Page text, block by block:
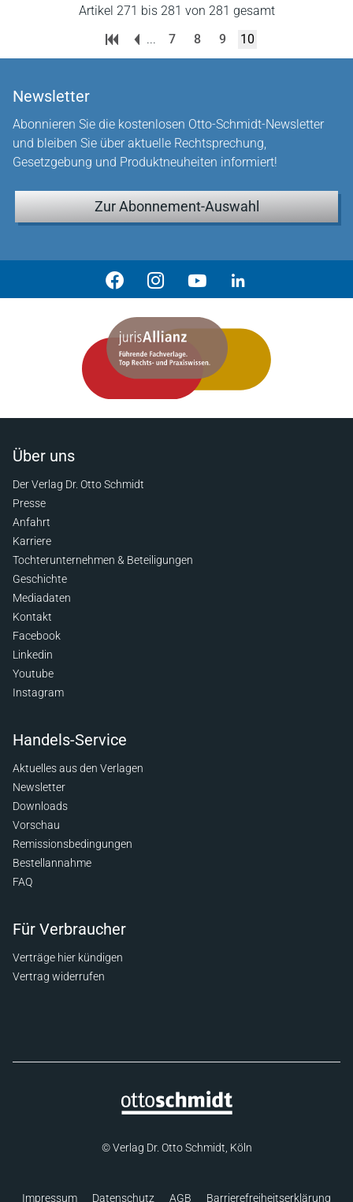
Artikel 271 bis 281 von 281 gesamt
...
7 8 9 10
Newsletter
Abonnieren Sie die kostenlosen Otto-Schmidt-Newsletter
und bleiben Sie über aktuelle Rechtsprechung,
Gesetzgebung und Produktneuheiten informiert!
Zur Abonnement-Auswahl
Über uns
Der Verlag Dr. Otto Schmidt
Presse
Anfahrt
Karriere
Tochterunternehmen & Beteiligungen
Geschichte
Mediadaten
Kontakt
Facebook
Linkedin
Youtube
Instagram
Handels-Service
Aktuelles aus den Verlagen
Newsletter
Downloads
Vorschau
Remissionsbedingungen
Bestellannahme
FAQ
Für Verbraucher
Verträge hier kündigen
Vertrag widerrufen
© Verlag Dr. Otto Schmidt, Köln
Impressum Datenschutz AGB Barrierefreiheitserklärung